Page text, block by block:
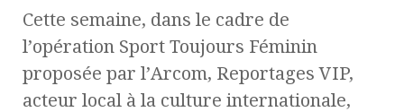
Cette semaine, dans le cadre de
l’opération Sport Toujours Féminin
proposée par l’Arcom, Reportages VIP,
acteur local à la culture internationale,